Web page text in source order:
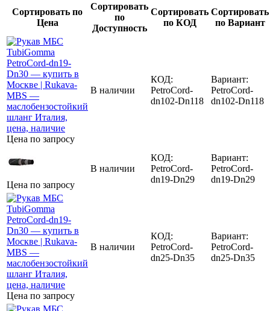
Сортировать по
Цена
Сортировать
по
Доступность
Сортировать
по КОД
Сортировать
по Вариант
Цена по запросу
В наличии
КОД:
PetroCord-
dn102-Dn118
Вариант:
PetroCord-
dn102-Dn118
Цена по запросу
В наличии
КОД:
PetroCord-
dn19-Dn29
Вариант:
PetroCord-
dn19-Dn29
Цена по запросу
В наличии
КОД:
PetroCord-
dn25-Dn35
Вариант:
PetroCord-
dn25-Dn35